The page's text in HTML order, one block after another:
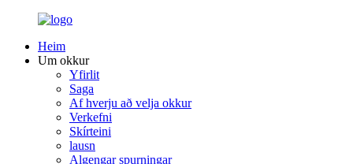
Heim
Um okkur
Yfirlit
Saga
Af hverju að velja okkur
Verkefni
Skírteini
lausn
Algengar spurningar